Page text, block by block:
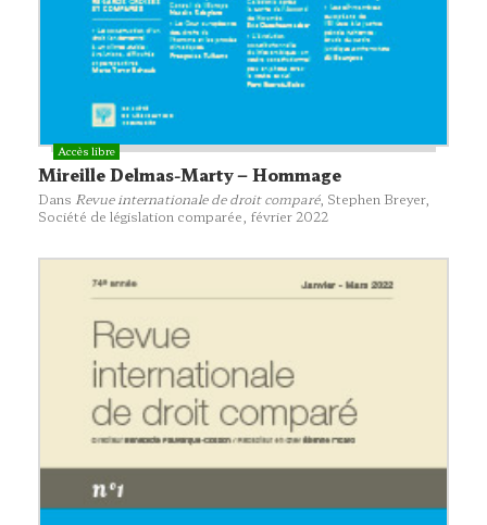
Mireille Delmas-Marty – Hommage
Dans Revue internationale de droit comparé, Stephen Breyer,
Société de législation comparée , février 2022